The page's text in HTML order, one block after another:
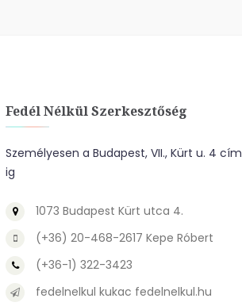
Fedél Nélkül Szerkesztőség
Személyesen a Budapest, VII., Kürt u. 4
ig
1073 Budapest Kürt utca 4.
(+36) 20-468-2617 Kepe Róbert
(+36-1) 322-3423
fedelnelkul kukac fedelnelkul.hu